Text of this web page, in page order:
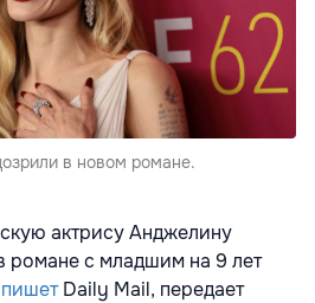
в новом романе.
актрису Анджелину
романе с младшим на 9 лет
пишет Daily Mail, передает